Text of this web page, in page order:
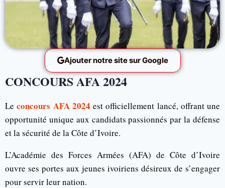
Ajouter notre site sur Google
CONCOURS AFA 2024
Leconcours AFA 2024 est officiellement lancé, offrant une
opportunité unique aux candidats passionnés par la défense
et la sécurité de la Côte d’Ivoire.
L’Académie des Forces Armées (AFA) de Côte d’Ivoire
ouvre ses portes aux jeunes ivoiriens désireux de s’engager
pour servir leur nation.